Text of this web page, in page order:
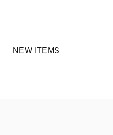
NEW ITEMS